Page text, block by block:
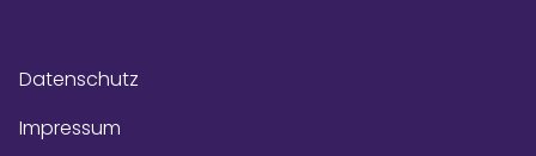
Datenschutz
Impressum